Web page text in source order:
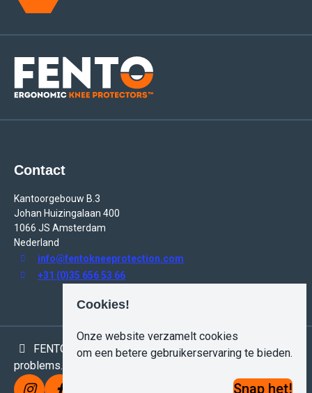
Contact
Kantoorgebouw B.3
Johan Huizingalaan 400
1066 JS Amsterdam
Nederland
info@fentokneeprotection.com
+31 (0)35 656 53 66
FENTO KNEE PROTECTION. A life without knee & back
problems.
Cookies!
Onze website verzamelt cookies
om een betere gebruikerservaring te bieden.
Snap het!